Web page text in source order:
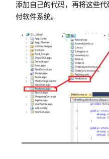
添加自己的代码，再将这些
付软件系统。